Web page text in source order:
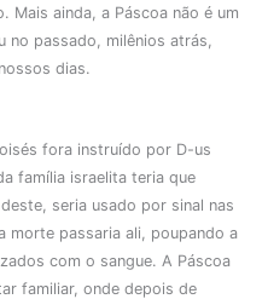
Mais ainda, a Páscoa não é um
no passado, milênios atrás,
dias.
fora instruído por D-us
família israelita teria que
seria usado por sinal nas
morte passaria ali, poupando a
com o sangue. A Páscoa
familiar, onde depois de